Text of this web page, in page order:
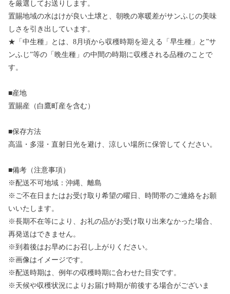
を厳選してお送りします。
置賜地域の水はけが良い土壌と、朝晩の寒暖差がサンふじの美味
しさを引き出しています。
★「中生種」とは、8月頃から収穫時期を迎える「早生種」と”サ
ンふじ”等の「晩生種」の中間の時期に収穫される品種のことで
す。
■産地
置賜産（白鷹町産を含む）
■保存方法
高温・多湿・直射日光を避け、涼しい場所に保管してください。
■備考（注意事項）
※配送不可地域：沖縄、離島
※ご不在日またはお受け取り希望の曜日、時間帯のご連絡をお願
いいたします。
※長期不在等により、お礼の品がお受け取り出来なかった場合、
再発送はできません。
※到着後はお早めにお召し上がりください。
※画像はイメージです。
※配送時期は、例年の収穫時期に合わせた目安です。
※天候や収穫状況によりお届け時期が前後する場合がございま